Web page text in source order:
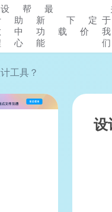
设
帮
助
中
心
最
新
功
能
下
载
定
价
于
我
们
工具？
设